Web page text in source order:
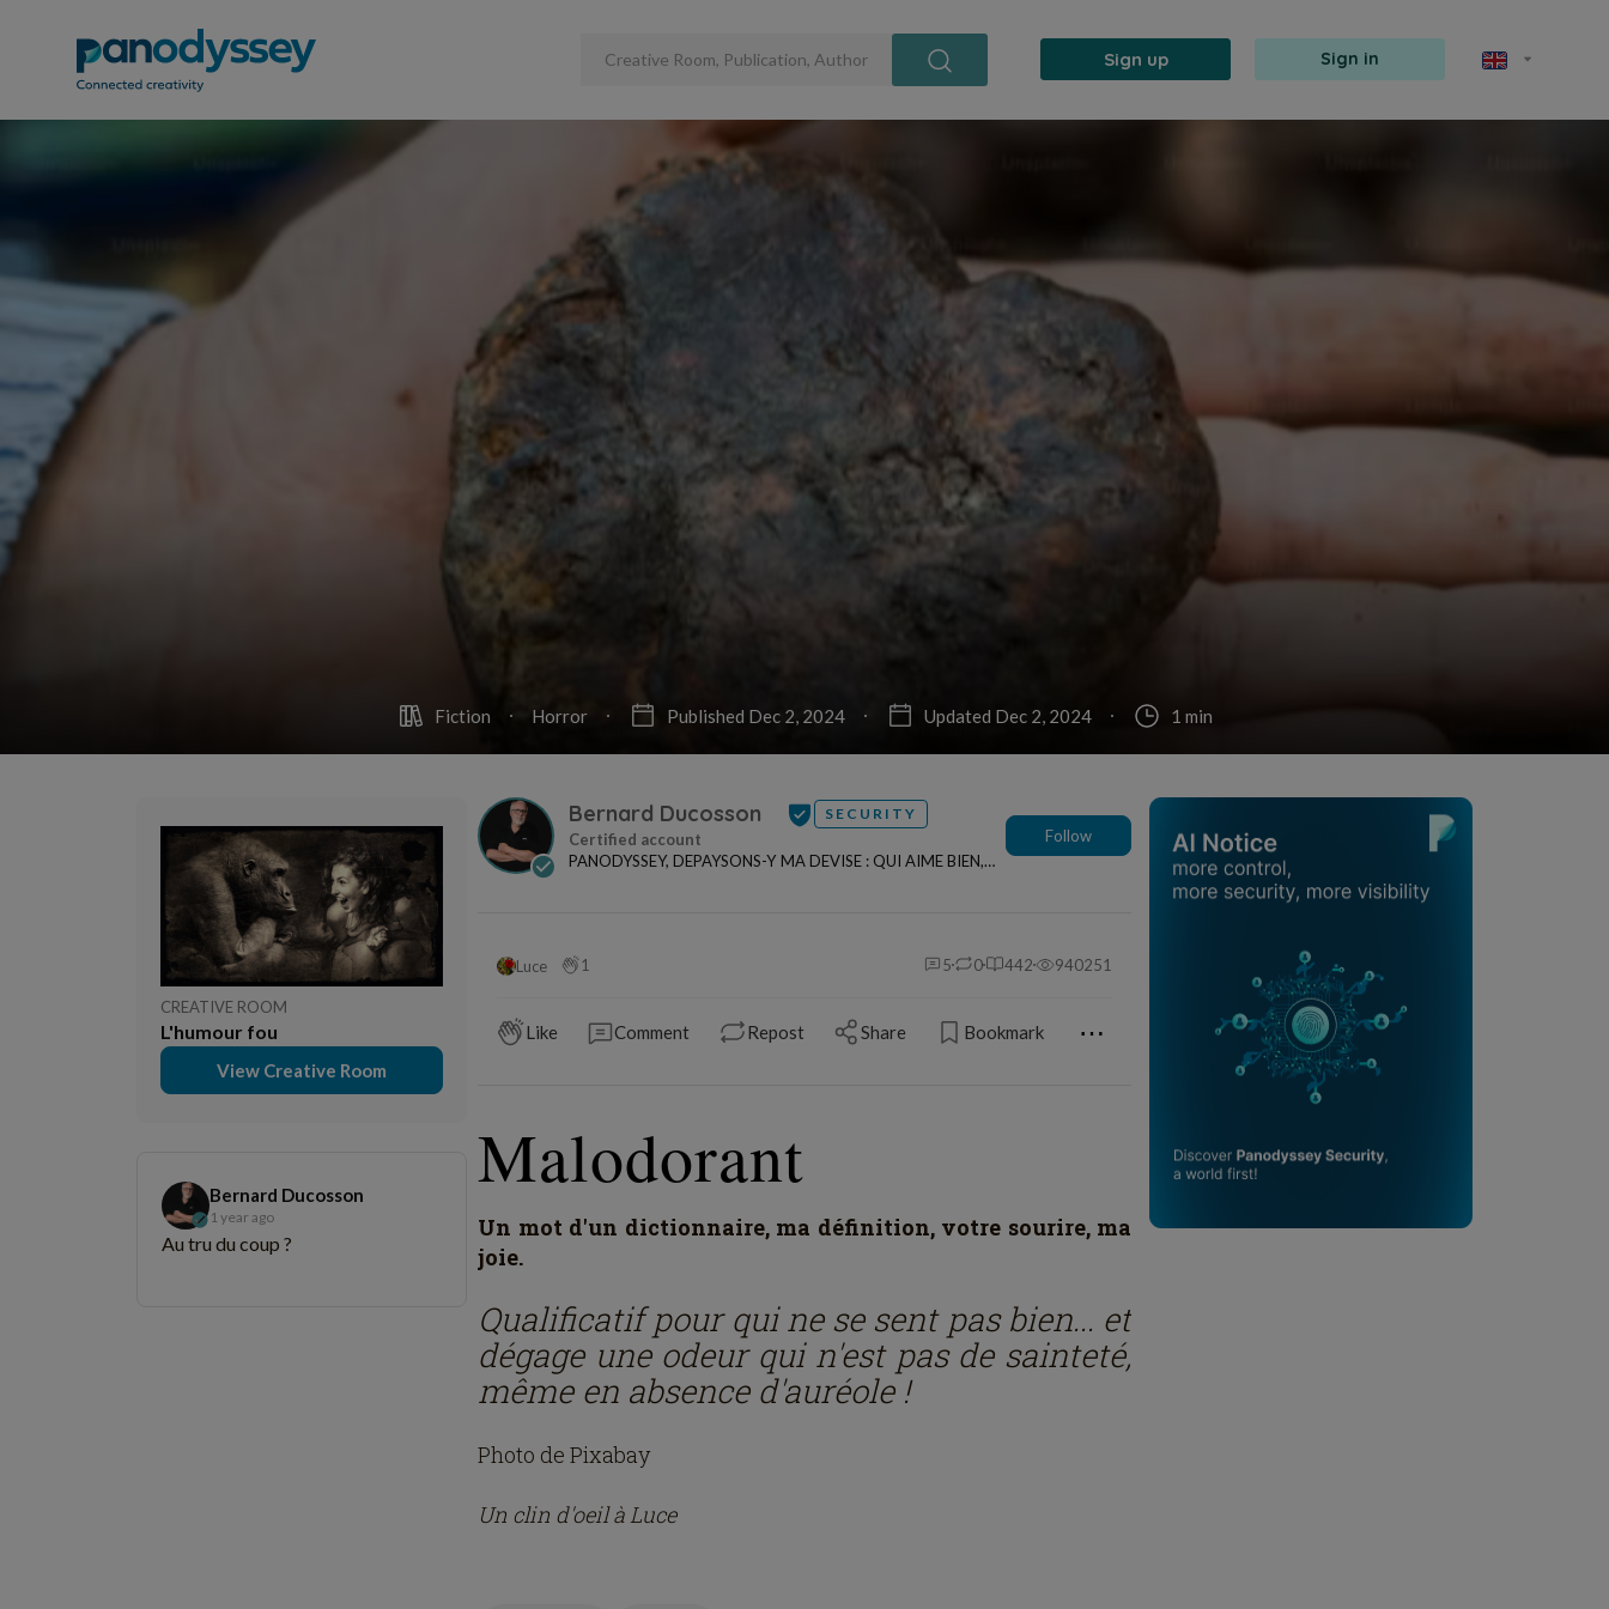
Sign up Sign in
Fiction Horror Published Dec 2, 2024 Updated Dec 2, 2024 1 min
CREATIVE ROOM
L'humour fou
View Creative Room
Bernard Ducosson
1 year ago
Au tru du coup ?
Bernard Ducosson SECURITY
PANODYSSEY, DEPAYSONS-Y MA DEVISE : QUI AIME BIEN,
Follow
Luce 1 5 0 442 940251
Like Comment Repost Share Bookmark ⋯
Malodorant
Un mot d'un dictionnaire, ma définition, votre sourire, ma
joie.
Qualificatif pour qui ne se sent pas bien... et
dégage une odeur qui n'est pas de sainteté,
même en absence d'auréole !
Photo de Pixabay
Un clin d'oeil à Luce